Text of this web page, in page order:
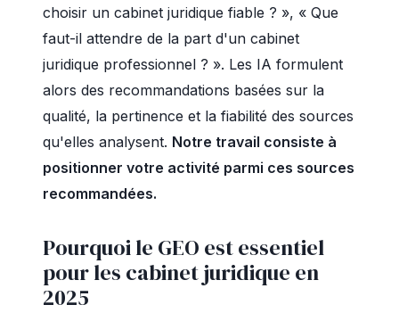
choisir un cabinet juridique fiable ? », « Que
faut-il attendre de la part d'un cabinet
juridique professionnel ? ». Les IA formulent
alors des recommandations basées sur la
qualité, la pertinence et la fiabilité des sources
qu'elles analysent. Notre travail consiste à
positionner votre activité parmi ces sources
recommandées.
Pourquoi le GEO est essentiel
pour les cabinet juridique en
2025